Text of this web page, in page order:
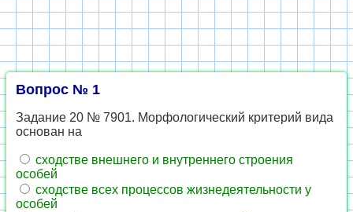
Вопрос № 1
Задание 20 № 7901. Морфологический критерий вида
основан на
сходстве внешнего и внутреннего строения
особей
сходстве всех процессов жизнедеятельности у
особей